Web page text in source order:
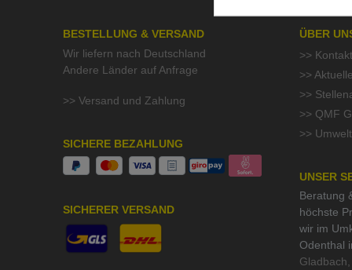
BESTELLUNG & VERSAND
Wir liefern nach Deutschland
Andere Länder auf Anfrage
>> Versand und Zahlung
SICHERE BEZAHLUNG
SICHERER VERSAND
ÜBER
>>
>>
>>
>> QMF
>>
UNSER
Beratung
höchste
wir im
Odenthal